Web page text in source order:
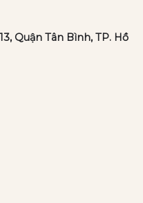
Quận Tân Bình, TP. Hồ